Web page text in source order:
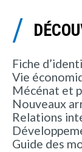
Fiche
Vie
Mécénat et
Nouveaux
Relations
Guide des